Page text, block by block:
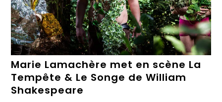
Marie Lamachère met en scène La
Tempête & Le Songe de William
Shakespeare